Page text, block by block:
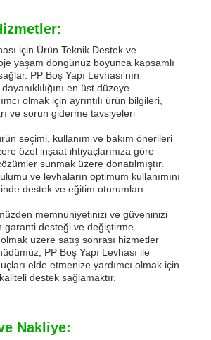
için Ürün Teknik Destek ve
yaşam döngünüz boyunca kapsamlı
PP Boş Yapı Levhası'nın
en üst düzeye
olmak için ayrıntılı ürün bilgileri,
ve sorun giderme tavsiyeleri
seçimi, kullanım ve bakım önerileri
özel inşaat ihtiyaçlarınıza göre
sunmak üzere donatılmıştır.
ve levhaların optimum kullanımını
destek ve eğitim oturumları
memnuniyetinizi ve güveninizi
garanti desteği ve değiştirme
üzere satış sonrası hizmetler
PP Boş Yapı Levhası ile
elde etmenize yardımcı olmak için
destek sağlamaktır.
Nakliye: